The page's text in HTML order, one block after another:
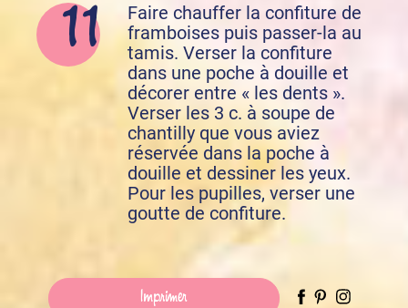
Imprimer
Faire chauffer la confiture de
framboises puis passer-la au
tamis. Verser la confiture
dans une poche à douille et
décorer entre « les dents ».
Verser les 3 c. à soupe de
chantilly que vous aviez
réservée dans la poche à
douille et dessiner les yeux.
Pour les pupilles, verser une
goutte de confiture.